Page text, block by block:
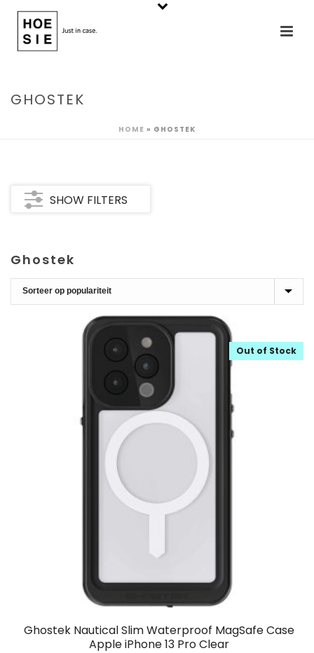
GHOSTEK
HOME » GHOSTEK
SHOW FILTERS
Ghostek
Ghostek Nautical Slim Waterproof MagSafe Case
Apple iPhone 13 Pro Clear
Out of Stock